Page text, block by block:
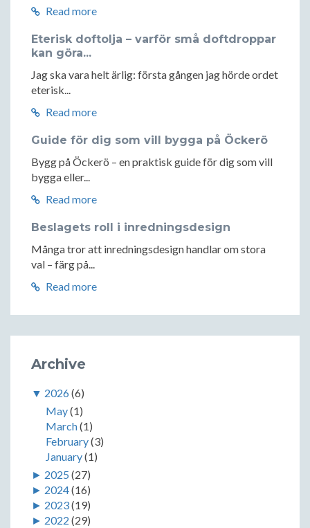
Read more
Eterisk doftolja – varför små doftdroppar
kan göra...
Jag ska vara helt ärlig: första gången jag hörde ordet
eterisk...
Read more
Guide för dig som vill bygga på Öckerö
Bygg på Öckerö – en praktisk guide för dig som vill
bygga eller...
Read more
Beslagets roll i inredningsdesign
Många tror att inredningsdesign handlar om stora
val – färg på...
Read more
Archive
▼ 2026(6)
May(1)
March(1)
February(3)
January(1)
► 2025 (27)
► 2024(16)
► 2023(19)
► 2022 (29)